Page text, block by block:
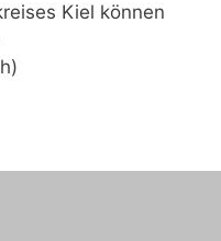
Kiel können